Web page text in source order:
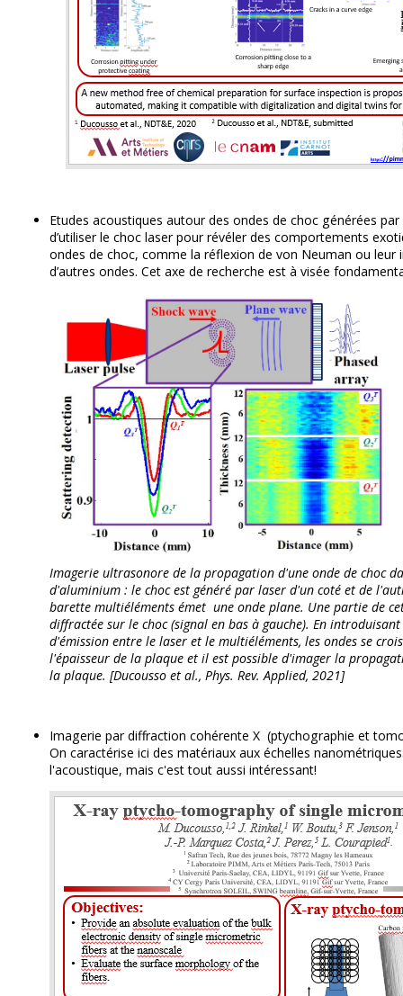
Etudes acoustiques autour des ondes de choc générées par
d’utiliser le choc laser pour révéler des comportements
ondes de choc, comme la réflexion de von Neuman ou leur
d’autres ondes. Cet axe de recherche est à visée
Imagerie ultrasonore de la propagation d'une onde de choc
d'aluminium : le choc est généré par laser d'un coté et de
barette multiéléments émet une onde plane. Une partie de
diffractée sur le choc (signal en bas à gauche). En
d'émission entre le laser et le multiéléments, les ondes se
l'épaisseur de la plaque et il est possible d'imager la
la plaque. [Ducousso et al., Phys. Rev. Applied, 2021]
Imagerie par diffraction cohérente X (ptychographie et
On caractérise ici des matériaux aux échelles
l'acoustique, mais c'est tout aussi intéressant!